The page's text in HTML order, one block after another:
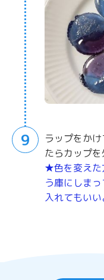
9
ラップをか
たらカップを
★色を変えた
う庫にしま
入れてもいい